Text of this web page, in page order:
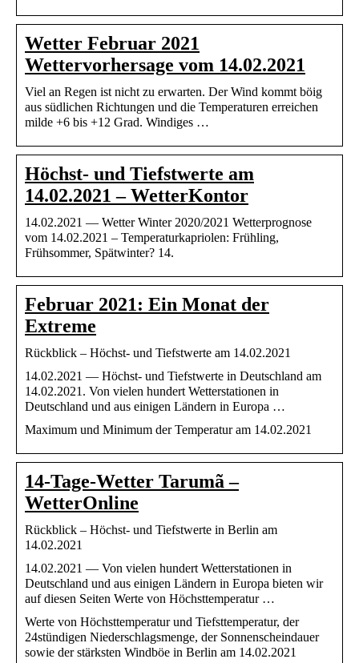
Wetter Februar 2021
Wettervorhersage vom 14.02.2021
Viel an Regen ist nicht zu erwarten. Der Wind kommt böig
aus südlichen Richtungen und die Temperaturen erreichen
milde +6 bis +12 Grad. Windiges …
Höchst- und Tiefstwerte am
14.02.2021 – WetterKontor
14.02.2021 — Wetter Winter 2020/2021 Wetterprognose
vom 14.02.2021 – Temperaturkapriolen: Frühling,
Frühsommer, Spätwinter? 14.
Februar 2021: Ein Monat der
Extreme
Rückblick – Höchst- und Tiefstwerte am 14.02.2021
14.02.2021 — Höchst- und Tiefstwerte in Deutschland am
14.02.2021. Von vielen hundert Wetterstationen in
Deutschland und aus einigen Ländern in Europa …
Maximum und Minimum der Temperatur am 14.02.2021
14-Tage-Wetter Tarumã –
WetterOnline
Rückblick – Höchst- und Tiefstwerte in Berlin am
14.02.2021
14.02.2021 — Von vielen hundert Wetterstationen in
Deutschland und aus einigen Ländern in Europa bieten wir
auf diesen Seiten Werte von Höchsttemperatur …
Werte von Höchsttemperatur und Tiefsttemperatur, der
24stündigen Niederschlagsmenge, der Sonnenscheindauer
sowie der stärksten Windböe in Berlin am 14.02.2021